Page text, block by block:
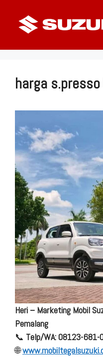
harga
Heri – Marketing Mobil
Pemalang
📞 Telp/WA: 08123-681-
🌐